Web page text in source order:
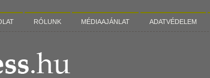
RÓLUNK MÉDIAAJÁNLAT ADATVÉDELEM